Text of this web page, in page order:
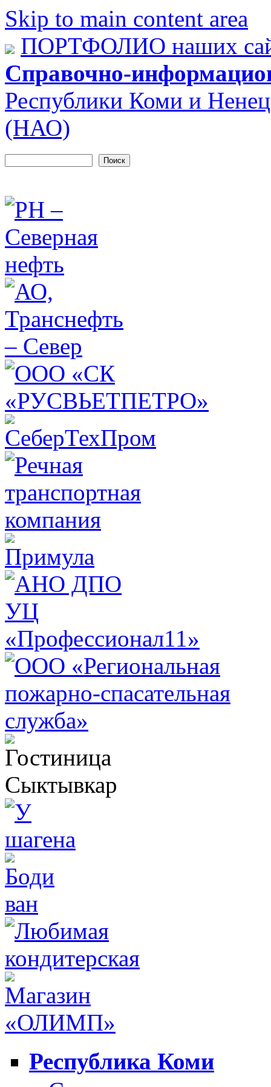
Skip to main content area
ПОРТФОЛИО наших
Справочно-
Республики Коми и
(НАО)
Форма поиска
Республика Коми